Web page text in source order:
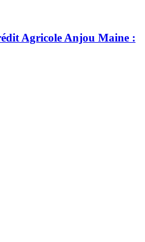
Agricole Anjou Maine :